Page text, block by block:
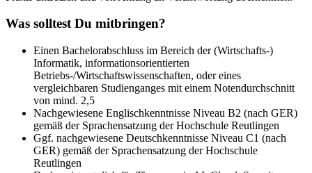
Was solltest Du mitbringen?
Einen Bachelorabschluss im Bereich der (Wirtschafts-)
Informatik, informationsorientierten
Betriebs-/Wirtschaftswissenschaften, oder eines
vergleichbaren Studienganges mit einem Notendurchschnitt
von mind. 2,5
Nachgewiesene Englischkenntnisse Niveau B2 (nach GER)
gemäß der Sprachensatzung der Hochschule Reutlingen
Ggf. nachgewiesene Deutschkenntnisse Niveau C1 (nach
GER) gemäß der Sprachensatzung der Hochschule
Reutlingen